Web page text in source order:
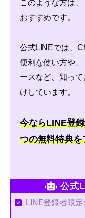
このような方は、
おすすめです。
公式LINEでは、
便利な使い方や、
ースなど、知っ
けしています。
今ならLINE登
つの無料特典
公式
LINE登録者限